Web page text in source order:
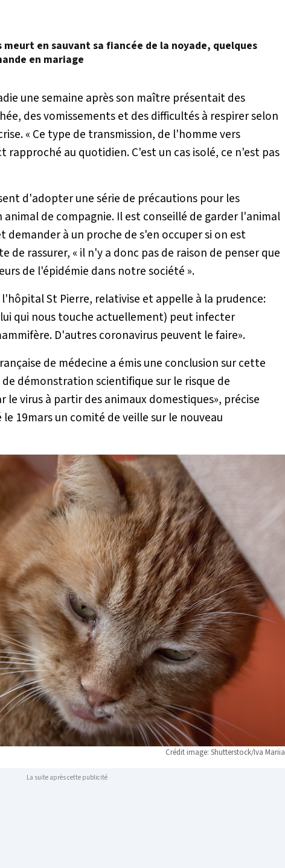
meurt en sauvant sa fiancée de la noyade, quelques
en mariage
une semaine après son maître présentait des
des vomissements et des difficultés à respirer selon
« Ce type de transmission, de l'homme vers
rapproché au quotidien. C'est un cas isolé, ce n'est pas
d'adopter une série de précautions pour les
de compagnie. Il est conseillé de garder l'animal
demander à un proche de s'en occuper si on est
de rassurer, « il n'y a donc pas de raison de penser que
de l'épidémie dans notre société ».
St Pierre, relativise et appelle à la prudence:
qui nous touche actuellement) peut infecter
D'autres coronavirus peuvent le faire».
de médecine a émis une conclusion sur cette
de démonstration scientifique sur le risque de
virus à partir des animaux domestiques», précise
19mars un comité de veille sur le nouveau
Crédit image: Shutterstock/Iva Mariia
La suite après cette publicité